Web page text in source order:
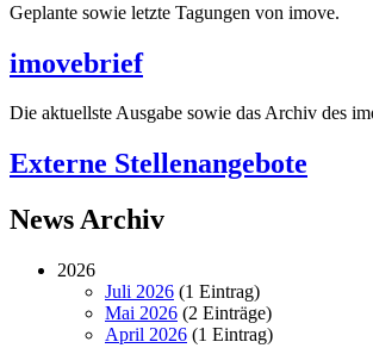
Geplante sowie letzte Tagungen von imove.
imovebrief
Die aktuellste Ausgabe sowie das Archiv des
Externe Stellenangebote
News Archiv
2026
Juli 2026 (1 Eintrag)
Mai 2026 (2 Einträge)
April 2026 (1 Eintrag)